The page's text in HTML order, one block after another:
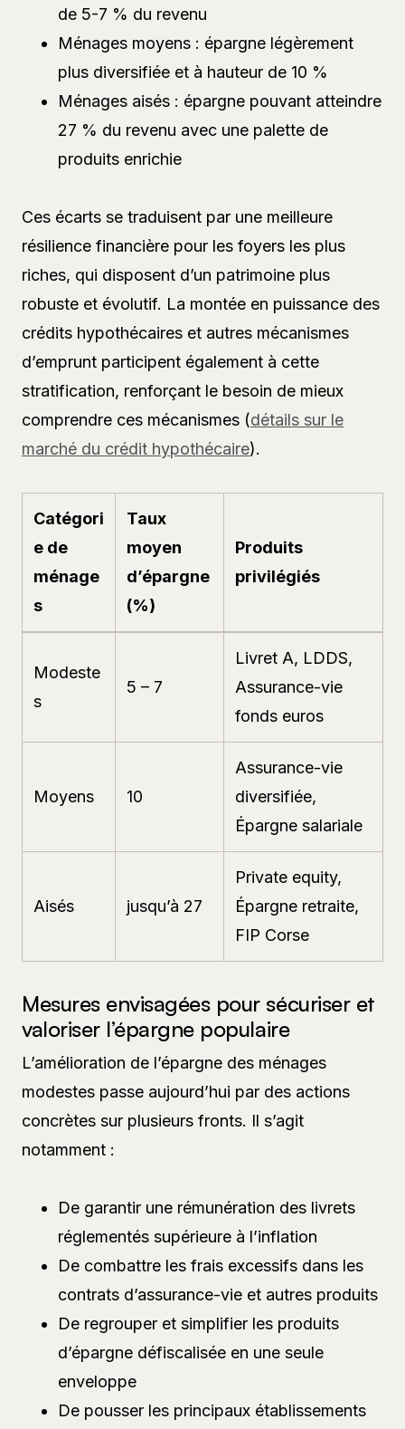
de 5-7 % du revenu
Ménages moyens : épargne légèrement
plus diversifiée et à hauteur de 10 %
Ménages aisés : épargne pouvant atteindre
27 % du revenu avec une palette de
produits enrichie
Ces écarts se traduisent par une meilleure
résilience financière pour les foyers les plus
riches, qui disposent d’un patrimoine plus
robuste et évolutif. La montée en puissance des
crédits hypothécaires et autres mécanismes
d’emprunt participent également à cette
stratification, renforçant le besoin de mieux
comprendre ces mécanismes (détails sur le
marché du crédit hypothécaire).
Catégori
e de
ménage
s
Taux
moyen
d’épargne
(%)
Produits
privilégiés
Modeste
s
5 – 7
Livret A, LDDS,
Assurance-vie
fonds euros
Moyens 10
Assurance-vie
diversifiée,
Épargne salariale
Aisés jusqu’à 27
Private equity,
Épargne retraite,
FIP Corse
Mesures envisagées pour sécuriser et
valoriser l’épargne populaire
L’amélioration de l’épargne des ménages
modestes passe aujourd’hui par des actions
concrètes sur plusieurs fronts. Il s’agit
notamment :
De garantir une rémunération des livrets
réglementés supérieure à l’inflation
De combattre les frais excessifs dans les
contrats d’assurance-vie et autres produits
De regrouper et simplifier les produits
d’épargne défiscalisée en une seule
enveloppe
De pousser les principaux établissements